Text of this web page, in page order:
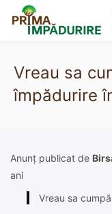
content
Vreau sa
împădurire
Anunț publicat de
ani
Vreau sa